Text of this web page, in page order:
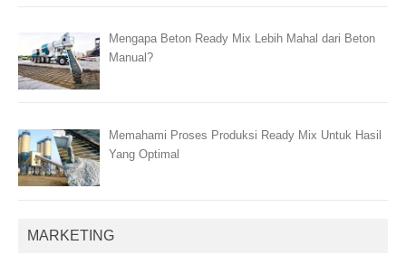
Mengapa Beton Ready Mix Lebih Mahal dari Beton
Manual?
Memahami Proses Produksi Ready Mix Untuk Hasil
Yang Optimal
MARKETING